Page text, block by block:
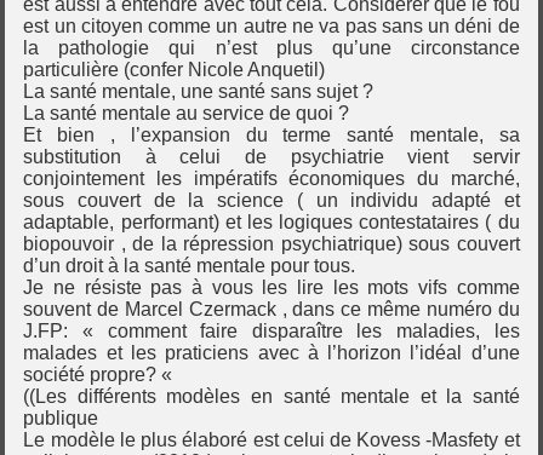
est un citoyen comme un autre ne va pas sans un déni de
la pathologie qui n’est plus qu’une circonstance
particulière (confer Nicole Anquetil)
La santé mentale, une santé sans sujet ?
La santé mentale au service de quoi ?
Et bien , l’expansion du terme santé mentale, sa
substitution à celui de psychiatrie vient servir
conjointement les impératifs économiques du marché,
sous couvert de la science ( un individu adapté et
adaptable, performant) et les logiques contestataires ( du
biopouvoir , de la répression psychiatrique) sous couvert
d’un droit à la santé mentale pour tous.
Je ne résiste pas à vous les lire les mots vifs comme
souvent de Marcel Czermack , dans ce même numéro du
J.FP: « comment faire disparaître les maladies, les
malades et les praticiens avec à l’horizon l’idéal d’une
société propre? «
((Les différents modèles en santé mentale et la santé
publique
Le modèle le plus élaboré est celui de Kovess -Masfety et